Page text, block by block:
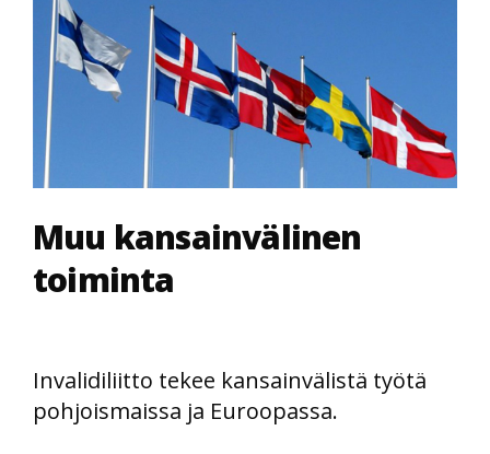
Muu kansainvälinen
toiminta
Invalidiliitto tekee kansainvälistä työtä
pohjoismaissa ja Euroopassa.